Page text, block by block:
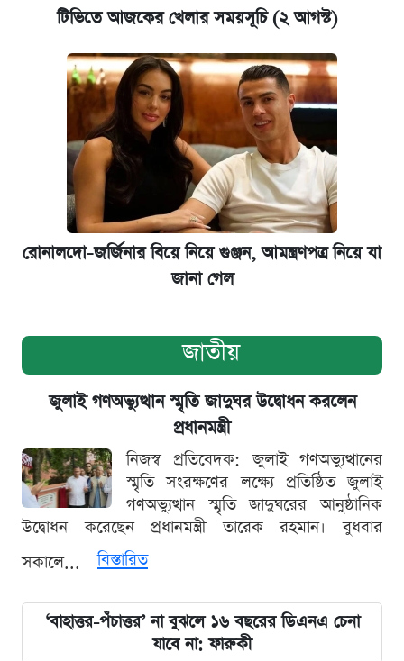
টিভিতে আজকের খেলার সময়সূচি (২ আগস্ট)
রোনালদো-জর্জিনার বিয়ে নিয়ে গুঞ্জন, আমন্ত্রণপত্র নিয়ে যা
জানা গেল
জাতীয়
জুলাই গণঅভ্যুত্থান স্মৃতি জাদুঘর উদ্বোধন করলেন
প্রধানমন্ত্রী
নিজস্ব প্রতিবেদক: জুলাই গণঅভ্যুত্থানের
স্মৃতি সংরক্ষণের লক্ষ্যে প্রতিষ্ঠিত জুলাই
গণঅভ্যুত্থান স্মৃতি জাদুঘরের আনুষ্ঠানিক
উদ্বোধন করেছেন প্রধানমন্ত্রী তারেক রহমান। বুধবার
সকালে...
বিস্তারিত
‘বাহাত্তর-পঁচাত্তর’ না বুঝলে ১৬ বছরের ডিএনএ চেনা
যাবে না: ফারুকী